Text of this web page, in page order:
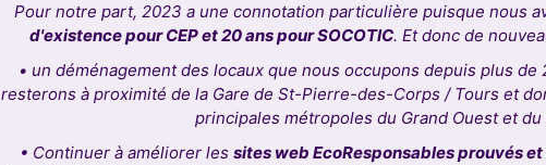
Pour notre part, 2023 a une connotation particulière puisque nous
d'existence pour CEP et 20 ans pour SOCOTIC. Et donc de
• un déménagement des locaux que nous occupons depuis plus
resterons à proximité de la Gare de St-Pierre-des-Corps / Tours et
principales métropoles du Grand Ouest et
• Continuer à améliorer lessites web EcoResponsables prouvés